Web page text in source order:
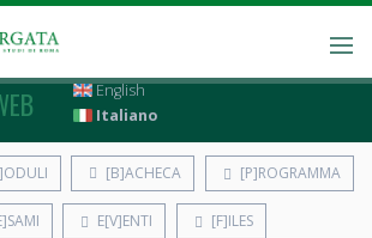
English
Italiano
[B]ACHECA [P]ROGRAMMA
E[V]ENTI [F]ILES